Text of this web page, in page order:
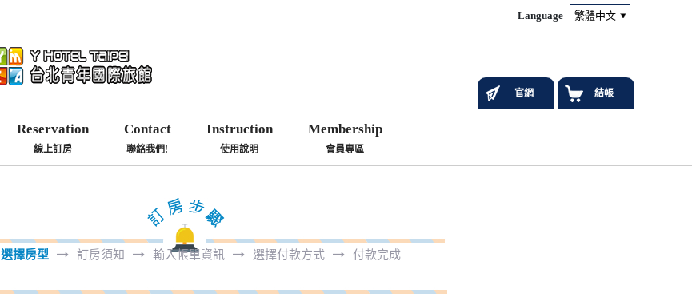
Language
Reservation
線上訂房
Contact
聯絡我們!
Instruction
使用說明
Membership
會員專區
官網 結帳
選擇房型 訂房須知 輸入帳單資訊 選擇付款方式 付款完成